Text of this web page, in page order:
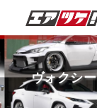
ヴォクシー